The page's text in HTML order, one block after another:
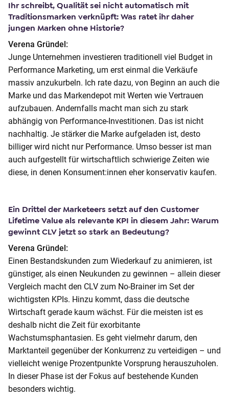
Ihr schreibt, Qualität sei nicht automatisch mit
Traditionsmarken verknüpft: Was ratet ihr daher
jungen Marken ohne Historie?
Verena Gründel:
Junge Unternehmen investieren traditionell viel Budget in
Performance Marketing, um erst einmal die Verkäufe
massiv anzukurbeln. Ich rate dazu, von Beginn an auch die
Marke und das Markendepot mit Werten wie Vertrauen
aufzubauen. Andernfalls macht man sich zu stark
abhängig von Performance-Investitionen. Das ist nicht
nachhaltig. Je stärker die Marke aufgeladen ist, desto
billiger wird nicht nur Performance. Umso besser ist man
auch aufgestellt für wirtschaftlich schwierige Zeiten wie
diese, in denen Konsument:innen eher konservativ kaufen.
Ein Drittel der Marketeers setzt auf den Customer
Lifetime Value als relevante KPI in diesem Jahr: Warum
gewinnt CLV jetzt so stark an Bedeutung?
Verena Gründel:
Einen Bestandskunden zum Wiederkauf zu animieren, ist
günstiger, als einen Neukunden zu gewinnen – allein dieser
Vergleich macht den CLV zum No-Brainer im Set der
wichtigsten KPIs. Hinzu kommt, dass die deutsche
Wirtschaft gerade kaum wächst. Für die meisten ist es
deshalb nicht die Zeit für exorbitante
Wachstumsphantasien. Es geht vielmehr darum, den
Marktanteil gegenüber der Konkurrenz zu verteidigen – und
vielleicht wenige Prozentpunkte Vorsprung herauszuholen.
In dieser Phase ist der Fokus auf bestehende Kunden
besonders wichtig.